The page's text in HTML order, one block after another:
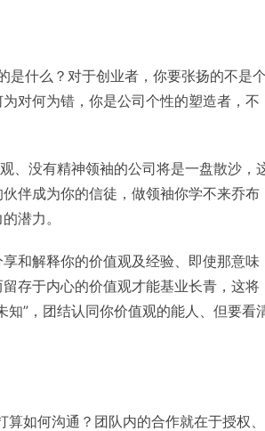
是什么？对于创业者，你要张扬的不是个
对何为错，你是公司个性的塑造者，不
、没有精神领袖的公司将是一盘散沙，
伴成为你的信徒，做领袖你学不来乔布
潜力。
和解释你的价值观及经验、即使那意味
存于内心的价值观才能基业长青，这将
”，团结认同你价值观的能人、但要看
如何沟通？团队内的合作就在于授权、